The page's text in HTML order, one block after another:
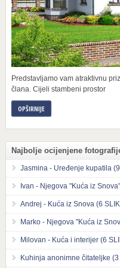
Predstavljamo vam atraktivnu
člana. Cijeli stambeni prostor
OPŠIRNIJE
Najbolje ocijenjene
Jasmina - Uređenje kupatila
Ivan - Njegova "Kuća iz
Andrej - Kuća iz Snova (6
Marko - Njegova "Kuća iz
Milovan - Kuća i interijer (6
Kuhinja anonimne čitateljke (3